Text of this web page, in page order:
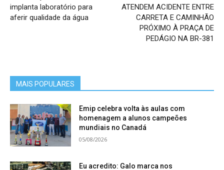
implanta laboratório para
aferir qualidade da água
ATENDEM ACIDENTE ENTRE
CARRETA E CAMINHÃO
PRÓXIMO À PRAÇA DE
PEDÁGIO NA BR-381
MAIS POPULARES
Emip celebra volta às aulas com
homenagem a alunos campeões
mundiais no Canadá
05/08/2026
Eu acredito: Galo marca nos